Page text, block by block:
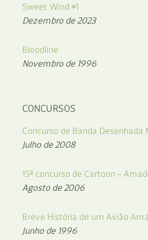
Sweet Wind #1
Dezembro de 2023
Bloodline
Novembro de 1996
CONCURSOS
Concurso de Banda Desenhada
Julho de 2008
15º concurso de Cartoon –
Agosto de 2006
Breve História de um Avião
Junho de 1996